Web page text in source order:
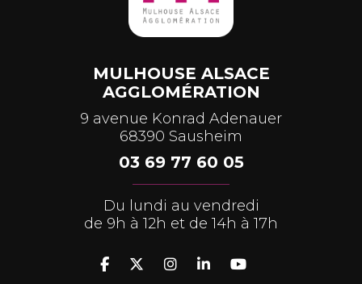
MULHOUSE ALSACE
AGGLOMÉRATION
9 avenue Konrad Adenauer
68390 Sausheim
03 69 77 60 05
Du lundi au vendredi
de 9h à 12h et de 14h à 17h